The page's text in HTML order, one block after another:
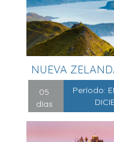
NUEVA
05
días
Período: